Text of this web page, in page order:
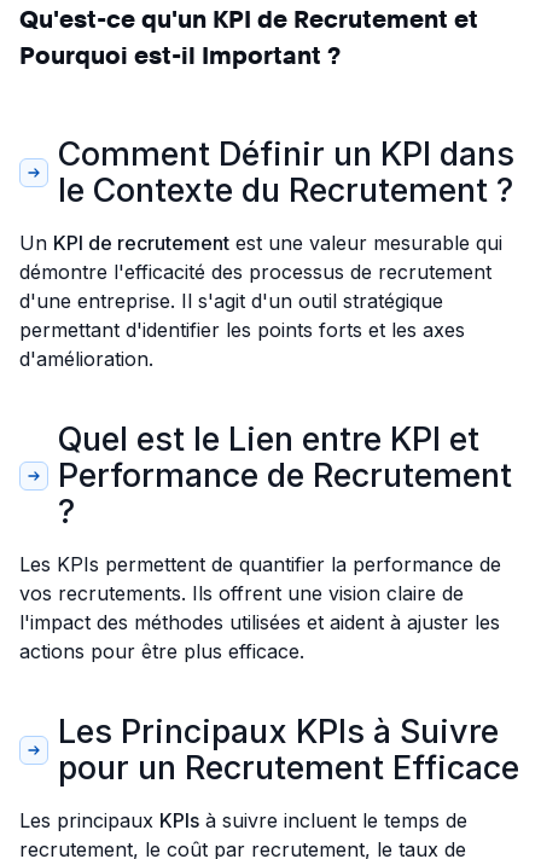
Qu'est-ce qu'un KPI de Recrutement et
Pourquoi est-il Important ?
Comment Définir un KPI dans
le Contexte du Recrutement ?
Un KPI de recrutement est une valeur mesurable qui
démontre l'efficacité des processus de recrutement
d'une entreprise. Il s'agit d'un outil stratégique
permettant d'identifier les points forts et les axes
d'amélioration.
Quel est le Lien entre KPI et
Performance de Recrutement
?
Les KPIs permettent de quantifier la performance de
vos recrutements. Ils offrent une vision claire de
l'impact des méthodes utilisées et aident à ajuster les
actions pour être plus efficace.
Les Principaux KPIs à Suivre
pour un Recrutement Efficace
Les principaux KPIs à suivre incluent le temps de
recrutement, le coût par recrutement, le taux de